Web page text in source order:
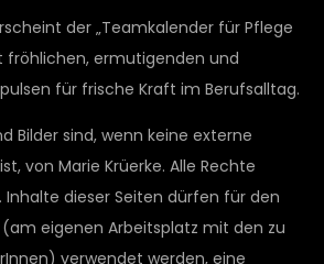
der „Teamkalender für Pflege
fröhlichen, ermutigenden und
für frische Kraft im Berufsalltag.
Bilder sind, wenn keine externe
von Marie Krüerke. Alle Rechte
Inhalte dieser Seiten dürfen für den
eigenen Arbeitsplatz mit den zu
verwendet werden, eine